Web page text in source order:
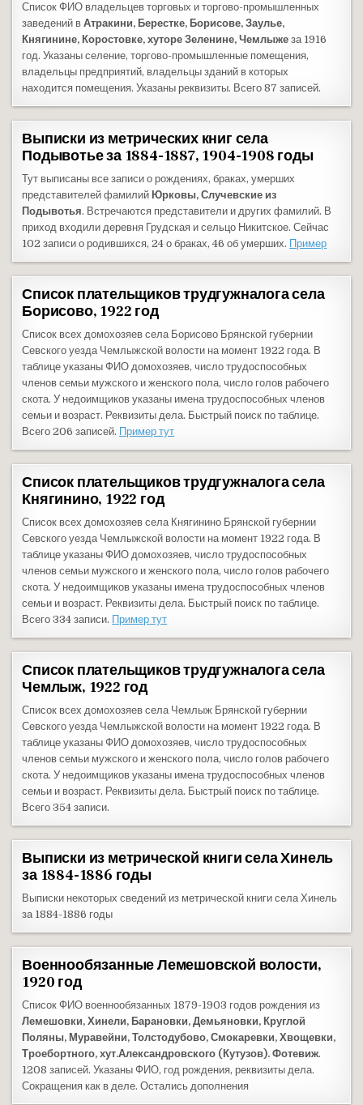
Список ФИО владельцев торговых и торгово-промышленных
заведений вАтракини, Берестке, Борисове, Заулье,
Княгинине, Коростовке, хуторе Зеленине, Чемлыже за 1916
год. Указаны селение, торгово-промышленные помещения,
владельцы предприятий, владельцы зданий в которых
находится помещения. Указаны реквизиты. Всего 87 записей.
Выписки из метрических книг села
Подывотье за 1884-1887, 1904-1908 годы
Тут выписаны все записи о рождениях, браках, умерших
представителей фамилий Юрковы, Случевские из
Подывотья. Встречаются представители и других фамилий. В
приход входили деревня Грудская и сельцо Никитское. Сейчас
102 записи о родившихся, 24 о браках, 46 об умерших. Пример
Список плательщиков трудгужналога села
Борисово, 1922 год
Список всех домохозяев села Борисово Брянской губернии
Севского уезда Чемлыжской волости на момент 1922 года. В
таблице указаны ФИО домохозяев, число трудоспособных
членов семьи мужского и женского пола, число голов рабочего
скота. У недоимщиков указаны имена трудоспособных членов
семьи и возраст. Реквизиты дела. Быстрый поиск по таблице.
Всего 206 записей. Пример тут
Список плательщиков трудгужналога села
Княгинино, 1922 год
Список всех домохозяев села Княгинино Брянской губернии
Севского уезда Чемлыжской волости на момент 1922 года. В
таблице указаны ФИО домохозяев, число трудоспособных
членов семьи мужского и женского пола, число голов рабочего
скота. У недоимщиков указаны имена трудоспособных членов
семьи и возраст. Реквизиты дела. Быстрый поиск по таблице.
Всего 334 записи. Пример тут
Список плательщиков трудгужналога села
Чемлыж, 1922 год
Список всех домохозяев села Чемлыж Брянской губернии
Севского уезда Чемлыжской волости на момент 1922 года. В
таблице указаны ФИО домохозяев, число трудоспособных
членов семьи мужского и женского пола, число голов рабочего
скота. У недоимщиков указаны имена трудоспособных членов
семьи и возраст. Реквизиты дела. Быстрый поиск по таблице.
Всего 354 записи.
Выписки из метрической книги села Хинель
за 1884-1886 годы
Выписки некоторых сведений из метрической книги села Хинель
за 1884-1886 годы
Военнообязанные Лемешовской волости,
1920 год
Список ФИО военнообязанных 1879-1903 годов рождения из
Лемешовки, Хинели, Барановки, Демьяновки, Круглой
Поляны, Муравейни, Толстодубово, Смокаревки, Хвощевки,
Троебортного, хут.Александровского (Кутузов). Фотевиж.
1208 записей. Указаны ФИО, год рождения, реквизиты дела.
Сокращения как в деле. Остались дополнения